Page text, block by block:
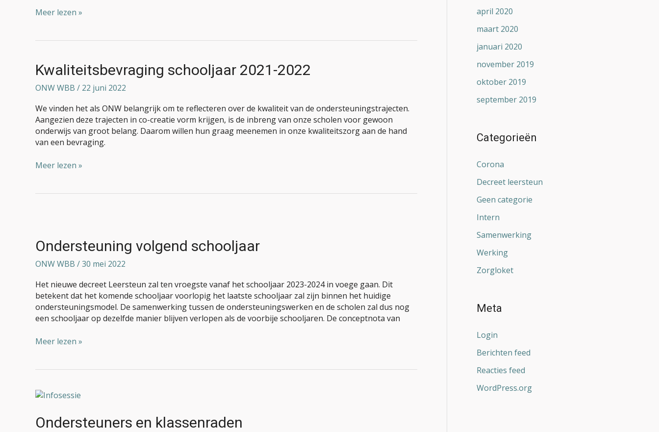
Meer lezen »
Kwaliteitsbevraging schooljaar 2021-2022
ONW WBB / 22 juni 2022
We vinden het als ONW belangrijk om te reflecteren over de kwaliteit van de ondersteuningstrajecten.
Aangezien deze trajecten in co-creatie vorm krijgen, is de inbreng van onze scholen voor gewoon
onderwijs van groot belang. Daarom willen hun graag meenemen in onze kwaliteitszorg aan de hand
van een bevraging.
Kwaliteitsbevraging
schooljaar
2021-
Meer lezen »
Ondersteuning volgend schooljaar
ONW WBB /30 mei 2022
Het nieuwe decreet Leersteun zal ten vroegste vanaf het schooljaar 2023-2024 in voege gaan. Dit
betekent dat het komende schooljaar voorlopig het laatste schooljaar zal zijn binnen het huidige
ondersteuningsmodel. De samenwerking tussen de ondersteuningswerken en de scholen zal dus nog
een schooljaar op dezelfde manier blijven verlopen als de voorbije schooljaren. De conceptnota van
schooljaar
Meer lezen »
Ondersteuners en klassenraden
Ondersteuners
klassenraden
april 2020
maart 2020
januari 2020
november 2019
oktober 2019
september 2019
Categorieën
Corona
Decreet leersteun
Geen categorie
Intern
Samenwerking
Werking
Zorgloket
Meta
Login
Berichten feed
Reacties feed
WordPress.org